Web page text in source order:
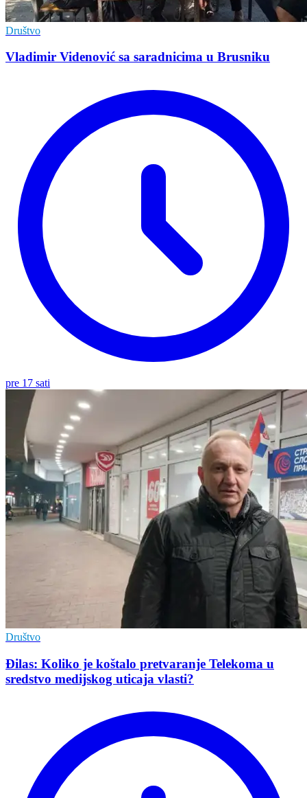
Društvo
Vladimir Vidеnović sa saradnicima u Brusniku
pre 17 sati
Društvo
Đilas: Koliko je koštalo pretvaranje Telekoma u
sredstvo medijskog uticaja vlasti?